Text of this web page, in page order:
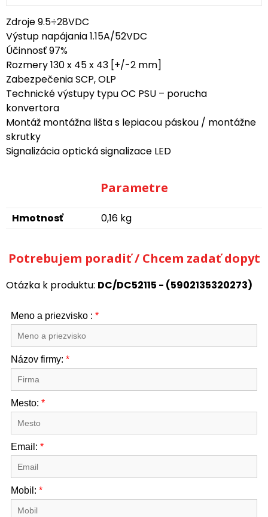
Zdroje 9.5÷28VDC
Výstup napájania 1.15A/52VDC
Účinnosť 97%
Rozmery 130 x 45 x 43 [+/-2 mm]
Zabezpečenia SCP, OLP
Technické výstupy typu OC PSU – porucha
konvertora
Montáž montážna lišta s lepiacou páskou / montážne
skrutky
Signalizácia optická signalizace LED
Parametre
Hmotnosť 0,16 kg
Potrebujem poradiť / Chcem zadať dopyt
Otázka k produktu: DC/DC52115 - (5902135320273)